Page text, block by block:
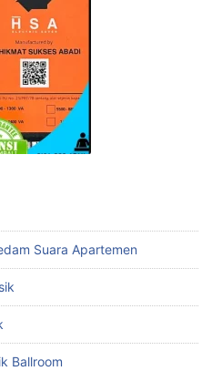
Suara Apartemen
Ballroom